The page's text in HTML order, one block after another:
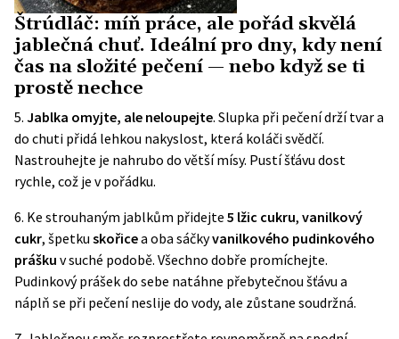
Štrúdláč: míň práce, ale pořád skvělá
jablečná chuť. Ideální pro dny, kdy není
čas na složité pečení — nebo když se ti
prostě nechce
5. Jablka omyjte, ale neloupejte. Slupka při pečení drží tvar a
do chuti přidá lehkou nakyslost, která koláči svědčí.
Nastrouhejte je nahrubo do větší mísy. Pustí šťávu dost
rychle, což je v pořádku.
6. Ke strouhaným jablkům přidejte 5 lžic cukru, vanilkový
cukr, špetku skořicea oba sáčkyvanilkového pudinkového
prášku v suché podobě. Všechno dobře promíchejte.
Pudinkový prášek do sebe natáhne přebytečnou šťávu a
náplň se při pečení neslije do vody, ale zůstane soudržná.